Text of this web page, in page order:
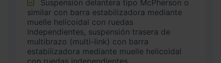
similar con barra estabilizadora mediante
muelle helicoidal con ruedas
independientes, suspensión trasera de
multibrazo (multi-link) con barra
estabilizadora mediante muelle helicoidal